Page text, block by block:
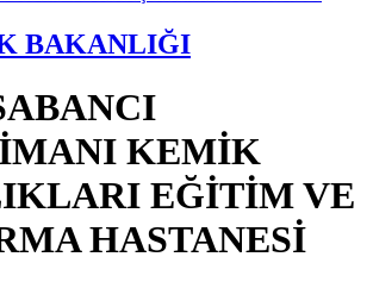
BAKANLIĞI
KEMİK
EĞİTİM VE
HASTANESİ